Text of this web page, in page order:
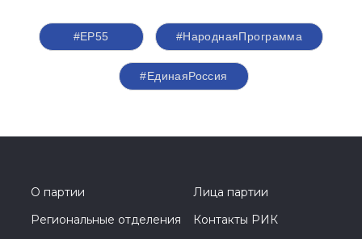
#ЕР55 #НароднаяПрограмма
#‎ЕдинаяРоссия
О партии
Лица партии
Региональные отделения
Контакты РИК